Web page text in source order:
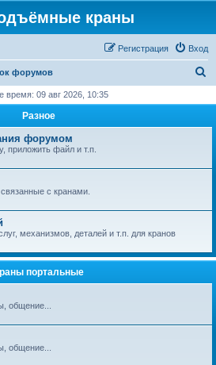
краны
Вход
Регистрация
форумов
с
время: 09 авг 2026, 10:35
Разное
форумом
приложить файл и т.п.
с кранами.
механизмов, деталей и т.п. для кранов
портальные
общение...
общение...